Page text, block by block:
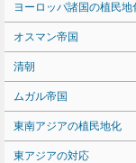
ヨーロッパ諸国の植民地
オスマン帝国
清朝
ムガル帝国
東南アジアの植民地化
東アジアの対応